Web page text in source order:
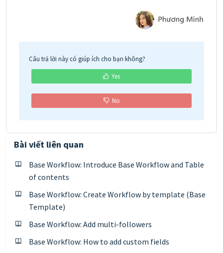
Câu trả lời này có giúp ích cho bạn không?
Yes
No
Bài viết liên quan
Base Workflow: Introduce Base Workflow and Table
of contents
Base Workflow: Create Workflow by template (Base
Template)
Base Workflow: Add multi-followers
Base Workflow: How to add custom fields